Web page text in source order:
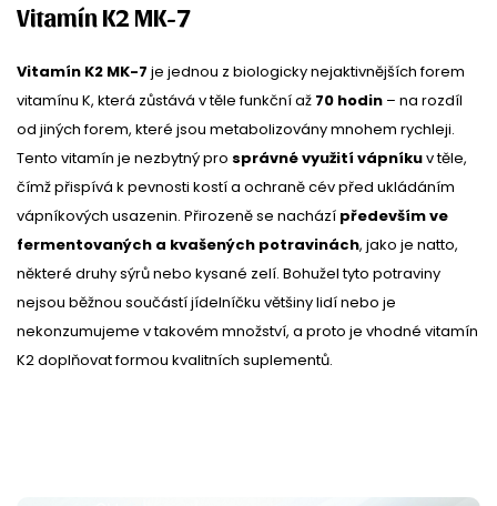
Vitamín K2 MK-7
Vitamín K2 MK-7 je jednou z biologicky nejaktivnějších forem
vitamínu K, která zůstává v těle funkční až 70 hodin – na rozdíl
od jiných forem, které jsou metabolizovány mnohem rychleji.
Tento vitamín je nezbytný pro správné využití vápníkuv těle,
čímž přispívá k pevnosti kostí a ochraně cév před ukládáním
vápníkových usazenin. Přirozeně se nachází především ve
fermentovaných a kvašených potravinách, jako je natto,
některé druhy sýrů nebo kysané zelí. Bohužel tyto potraviny
nejsou běžnou součástí jídelníčku většiny lidí nebo je
nekonzumujeme v takovém množství, a proto je vhodné vitamín
K2 doplňovat formou kvalitních suplementů.